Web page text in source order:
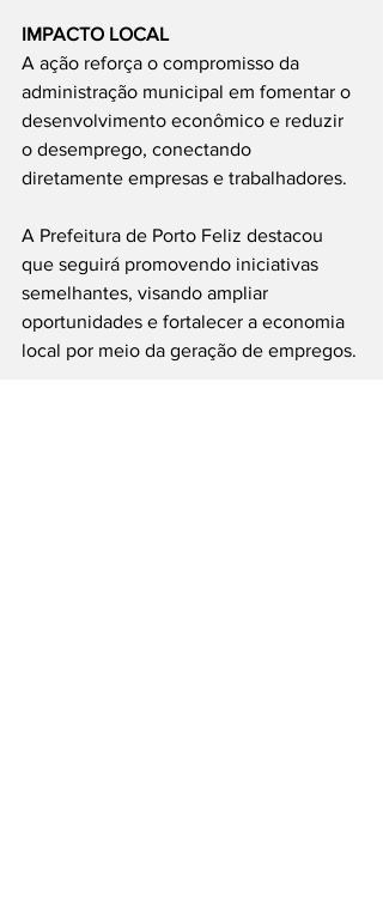
IMPACTO LOCAL
A ação reforça o compromisso da
administração municipal em fomentar o
desenvolvimento econômico e reduzir
o desemprego, conectando
diretamente empresas e trabalhadores.
A Prefeitura de Porto Feliz destacou
que seguirá promovendo iniciativas
semelhantes, visando ampliar
oportunidades e fortalecer a economia
local por meio da geração de empregos.